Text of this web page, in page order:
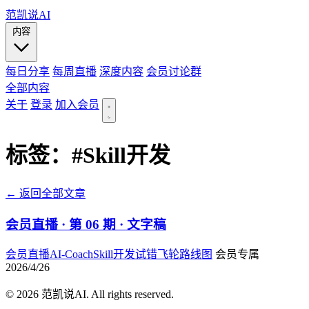
范凯说AI
每日分享 每周直播 深度内容 会员讨论群
全部内容
关于 登录 加入会员
标签： #Skill开发
← 返回全部文章
会员直播 · 第 06 期 · 文字稿
会员直播AI-CoachSkill开发试错飞轮路线图 会员专属
2026/4/26
© 2026 范凯说AI. All rights reserved.